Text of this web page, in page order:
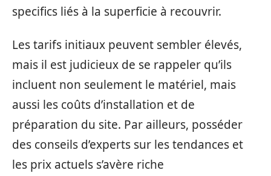
specifics liés à la superficie à recouvrir.
Les tarifs initiaux peuvent sembler élevés,
mais il est judicieux de se rappeler qu’ils
incluent non seulement le matériel, mais
aussi les coûts d’installation et de
préparation du site. Par ailleurs, posséder
des conseils d’experts sur les tendances et
les prix actuels s’avère riche